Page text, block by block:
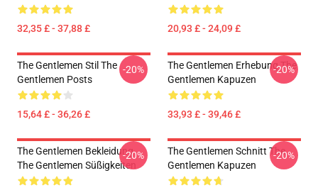
32,35 £ - 37,88 £ 20,93 £ - 24,09 £
The Gentlemen Stil The
Gentlemen Posts
15,64 £ - 36,26 £
-20%
The Gentlemen Erhebung The
Gentlemen Kapuzen
33,93 £ - 39,46 £
-20%
The Gentlemen Bekleidung
The Gentlemen Süßigkeiten
-20%
The Gentlemen Schnitt The
Gentlemen Kapuzen
-20%